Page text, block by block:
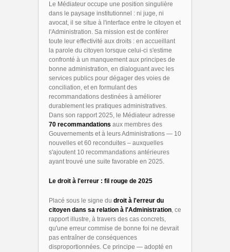
Le Médiateur occupe une position singulière
dans le paysage institutionnel : ni juge, ni
avocat, il se situe à l'interface entre le citoyen et
l'Administration. Sa mission est de conférer
toute leur effectivité aux droits : en accueillant
la parole du citoyen lorsque celui-ci s'estime
confronté à un manquement aux principes de
bonne administration, en dialoguant avec les
services publics pour dégager des voies de
conciliation, et en formulant des
recommandations destinées à améliorer
durablement les pratiques administratives.
Dans son rapport 2025, le Médiateur adresse
70 recommandations aux membres des
Gouvernements et à leurs Administrations — 10
nouvelles et 60 reconduites – auxquelles
s'ajoutent 10 recommandations antérieures
ayant trouvé une suite favorable en 2025.
Le droit à l'erreur : fil rouge de 2025
Placé sous le signe du droit à l'erreur du
citoyen dans sa relation à l'Administration, ce
rapport illustre, à travers des cas concrets,
qu'une erreur commise de bonne foi ne devrait
pas entraîner de conséquences
disproportionnées. Ce principe — adopté en